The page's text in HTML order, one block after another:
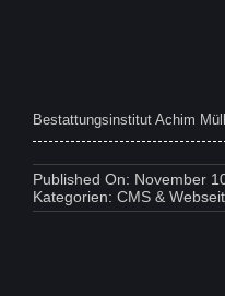
Bestattungsinstitut Achim
Published On: November
Kategorien: CMS &